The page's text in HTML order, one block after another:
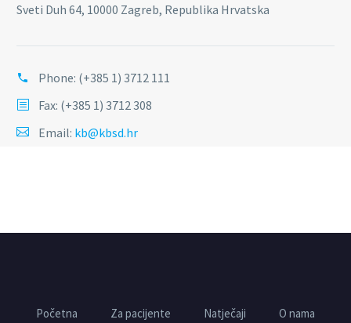
Sveti Duh 64, 10000 Zagreb, Republika Hrvatska
Phone: (+385 1) 3712 111
Fax: (+385 1) 3712 308
Email: kb@kbsd.hr
Početna Za pacijente Natječaji O nama